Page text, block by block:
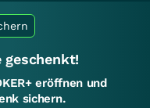
geschenkt!
eröffnen und
sichern.